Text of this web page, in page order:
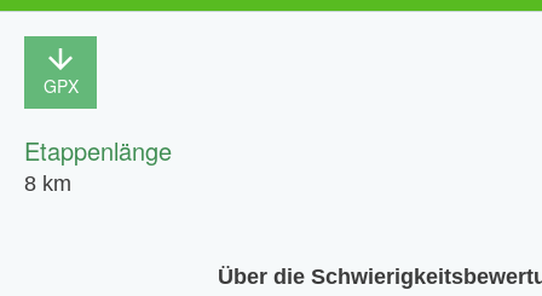
GPX
Etappenlänge
8 km
Über die